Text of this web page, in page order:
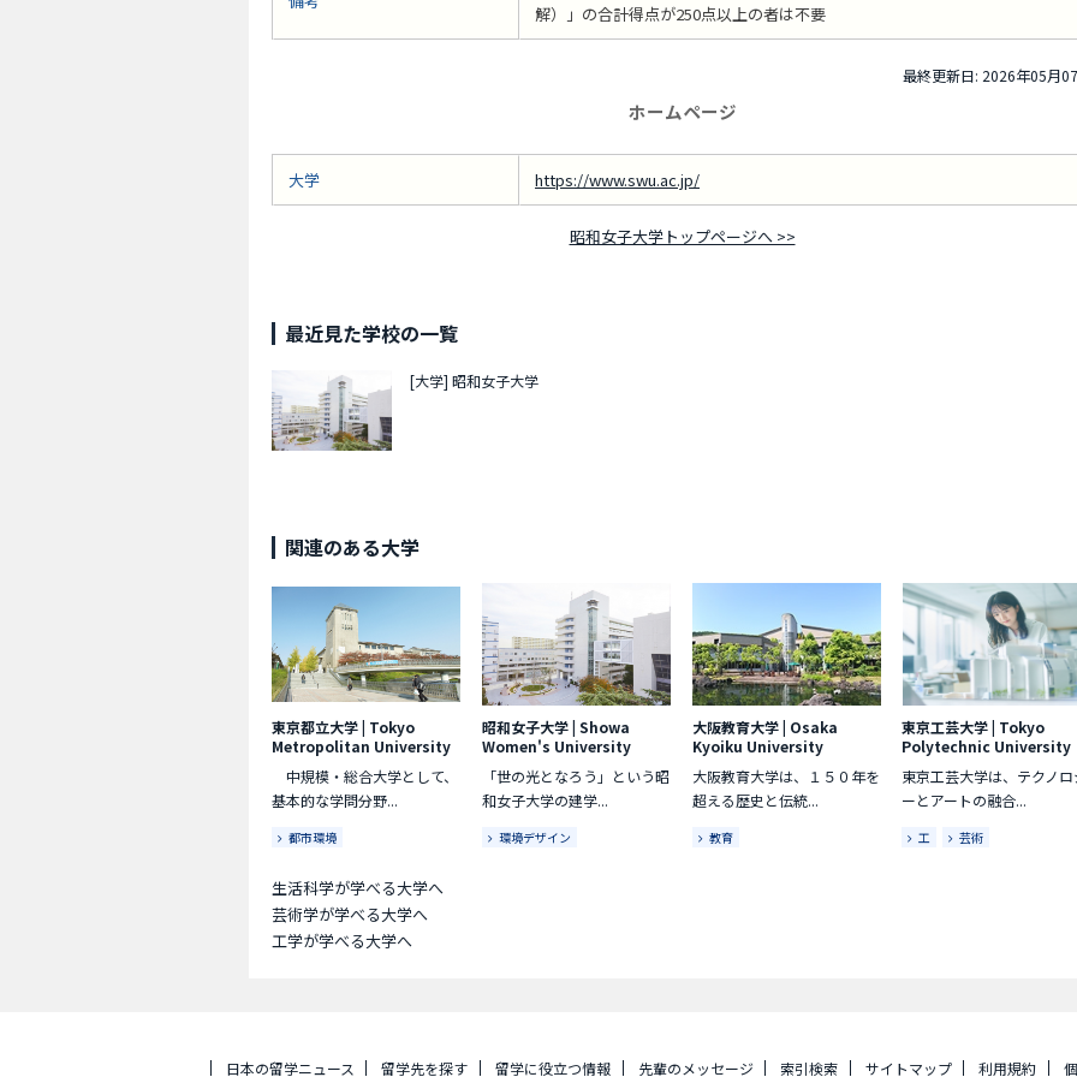
解）」の合計得点が250点以上の者は不要
最終更新日: 2026年05月
ホームページ
大学 https://www.swu.ac.jp/
昭和女子大学トップページへ >>
最近見た学校の一覧
[大学] 昭和女子大学
関連のある大学
東京都立大学| Tokyo
Metropolitan University
中規模・総合大学として、
基本的な学問分野...
都市環境
昭和女子大学| Showa
Women's University
「世の光となろう」という昭
和女子大学の建学...
環境デザイン
大阪教育大学| Osaka
Kyoiku University
大阪教育大学は、１５０年を
超える歴史と伝統...
教育
東京工芸大学| Tokyo
Polytechnic University
東京工芸大学は、テクノ
ーとアートの融合...
工 芸術
生活科学が学べる大学へ
芸術学が学べる大学へ
工学が学べる大学へ
日本の留学ニュース 留学先を探す 留学に役立つ情報 先輩のメッセージ 索引検索 サイトマップ 利用規約